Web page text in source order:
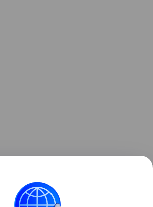
экрана 1000 Гц. UltraGear
в мире модель с такой